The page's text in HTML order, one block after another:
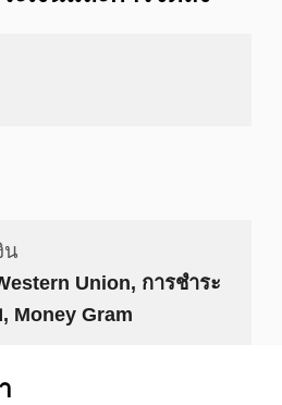
น
Union, การชำระ
Money Gram